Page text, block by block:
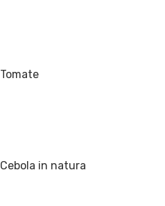
Tomate
Cebola in natura